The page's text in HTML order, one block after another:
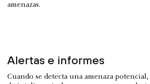
amenazas.
Alertas e informes
Cuando se detecta una amenaza